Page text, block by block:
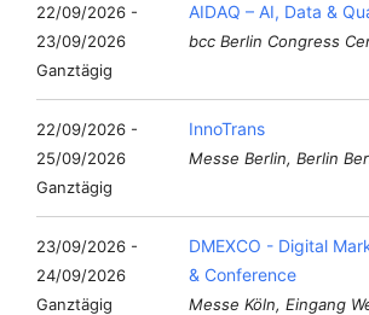
22/09/2026 -
23/09/2026
Ganztägig
AIDAQ – AI, Data &
bcc Berlin Congress
22/09/2026 -
25/09/2026
Ganztägig
InnoTrans
Messe Berlin, Berlin
23/09/2026 -
24/09/2026
Ganztägig
DMEXCO - Digital
& Conference
Messe Köln, Eingang